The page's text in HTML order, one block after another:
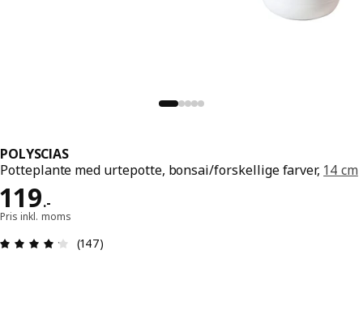
POLYSCIAS
Potteplante med urtepotte, bonsai/forskellige farver, 14 cm
119.-
Pris 119.-
Pris inkl. moms
Anmeldelse: 4.2 Ud af 5 Stjerner. Anmeldelser i
(147)